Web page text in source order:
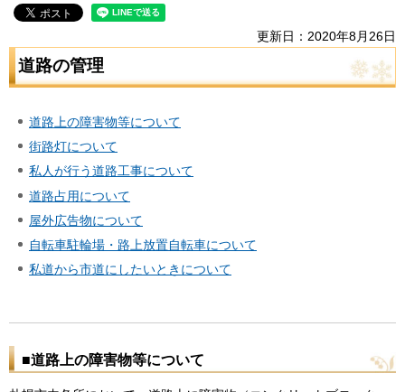
更新日：2020年8月26日
道路の管理
道路上の障害物等について
街路灯について
私人が行う道路工事について
道路占用について
屋外広告物について
自転車駐輪場・路上放置自転車について
私道から市道にしたいときについて
■道路上の障害物等について